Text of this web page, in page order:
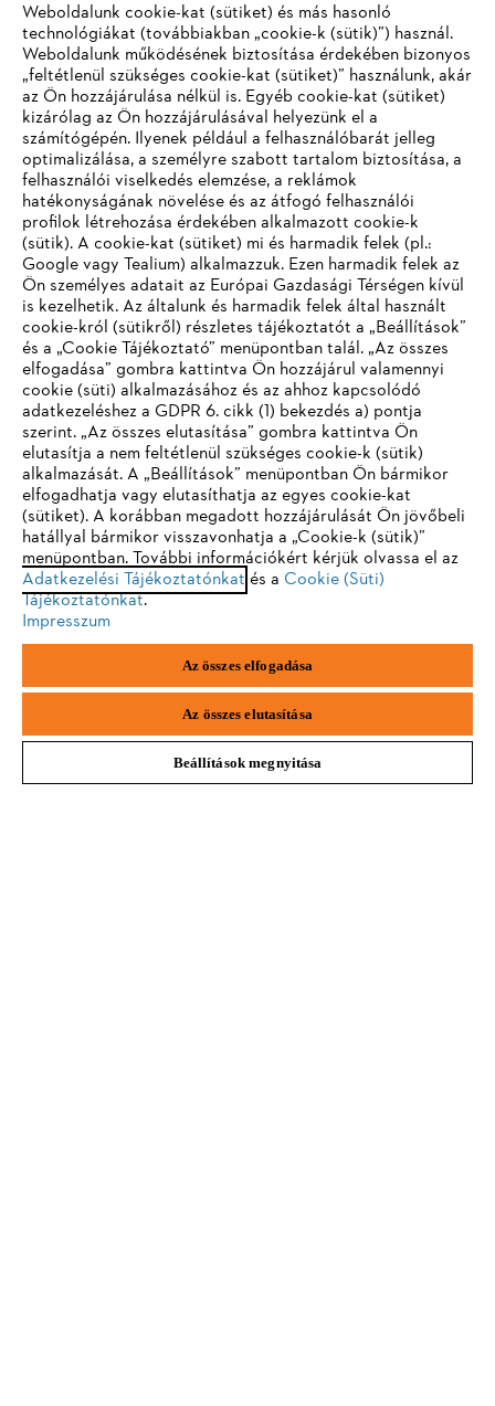
Üzemanyagok és motorolajok
Egyéni védőfelszerelések
A STIHL HÍRLEVELÉNEK KÖSZÖNHETŐEN
TÖBBÉ NEM MARAD LE SEMMIRŐL
Feliratkozom
IHR BROWSER WIRD NICHT
UNTERSTÜTZT
Sie nutzen einen Browser, den wir noch nicht unterstützen. Für
eine optimale Nutzung unserer Seite empfehlen wir Ihnen, zu
einem der folgenden Browser zu wechseln:
Firefox Chrome
Weboldalunk cookie-kat (sütiket) és más hasonló
technológiákat (továbbiakban „cookie-k (sütik)”) használ.
Weboldalunk működésének biztosítása érdekében bizonyos
„feltétlenül szükséges cookie-kat (sütiket)” használunk, akár
az Ön hozzájárulása nélkül is. Egyéb cookie-kat (sütiket)
kizárólag az Ön hozzájárulásával helyezünk el a
számítógépén. Ilyenek például a felhasználóbarát jelleg
optimalizálása, a személyre szabott tartalom biztosítása, a
felhasználói viselkedés elemzése, a reklámok
hatékonyságának növelése és az átfogó felhasználói
profilok létrehozása érdekében alkalmazott cookie-k
(sütik). A cookie-kat (sütiket) mi és harmadik felek (pl.:
Google vagy Tealium) alkalmazzuk. Ezen harmadik felek az
Ön személyes adatait az Európai Gazdasági Térségen kívül
is kezelhetik. Az általunk és harmadik felek által használt
cookie-król (sütikről) részletes tájékoztatót a „Beállítások”
és a „Cookie Tájékoztató” menüpontban talál. „Az összes
elfogadása” gombra kattintva Ön hozzájárul valamennyi
cookie (süti) alkalmazásához és az ahhoz kapcsolódó
adatkezeléshez a GDPR 6. cikk (1) bekezdés a) pontja
szerint. „Az összes elutasítása” gombra kattintva Ön
elutasítja a nem feltétlenül szükséges cookie-k (sütik)
alkalmazását. A „Beállítások” menüpontban Ön bármikor
elfogadhatja vagy elutasíthatja az egyes cookie-kat
(sütiket). A korábban megadott hozzájárulását Ön jövőbeli
hatállyal bármikor visszavonhatja a „Cookie-k (sütik)”
menüpontban. További információkért kérjük olvassa el az
Adatkezelési Tájékoztatónkat és a Cookie (Süti)
Tájékoztatónkat.
Impresszum
Az összes elfogadása
Az összes elutasítása
Beállítások megnyitása